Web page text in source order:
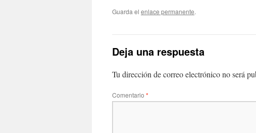
Guarda el enlace permanente.
Deja una respuesta
Tu dirección de correo electrónico no será
Comentario *